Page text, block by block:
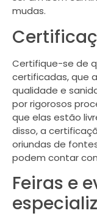
mudas.
Certifique-se de
certificadas, que
qualidade e
por rigorosos
que elas estão
disso, a
oriundas de
podem contar
Feiras e